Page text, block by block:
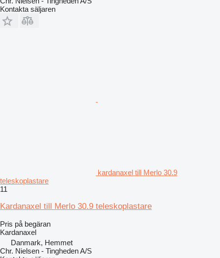
Kontakta säljaren
kardanaxel till Merlo 30.9
teleskoplastare
11
Kardanaxel till Merlo 30.9 teleskoplastare
Pris på begäran
Kardanaxel
Danmark, Hemmet
Chr. Nielsen - Tingheden A/S